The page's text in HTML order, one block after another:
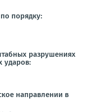
порядку:
разрушениях
ударов:
направлении в